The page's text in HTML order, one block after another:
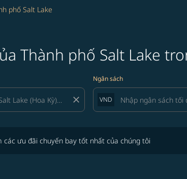
phố Salt Lake
Thành phố Salt Lake
close
Ngân sách
VND
ưu đãi chuyến bay tốt nhất của chúng tôi